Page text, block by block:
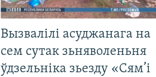
Вызвалілі асуджанага на
сем сутак зьняволеньня
ўдзельніка зьезду «Сям’і